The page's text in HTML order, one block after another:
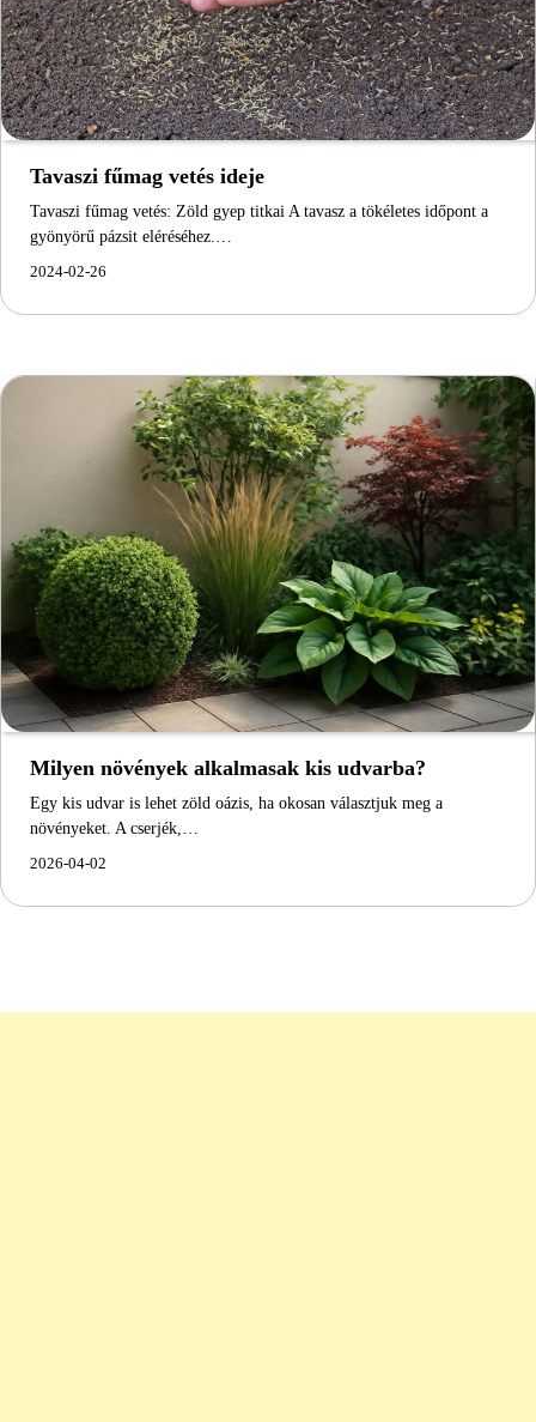
Tavaszi fűmag vetés ideje
Tavaszi fűmag vetés: Zöld gyep titkai A tavasz a tökéletes időpont a
gyönyörű pázsit eléréséhez.…
2024-02-26
Milyen növények alkalmasak kis udvarba?
Egy kis udvar is lehet zöld oázis, ha okosan választjuk meg a
növényeket. A cserjék,…
2026-04-02